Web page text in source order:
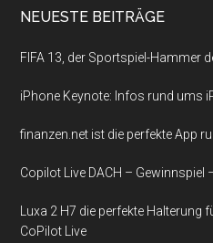
NEUESTE BEITRÄGE
FIFA 13, der Sportspiel-Hammer
iPhone Keynote: Infos rund ums
finanzen.net ist die perfekte App
Copilot Live DACH – Gewinnspiel
Luxa 2 H7 die perfekte Halterung
CoPilot Live